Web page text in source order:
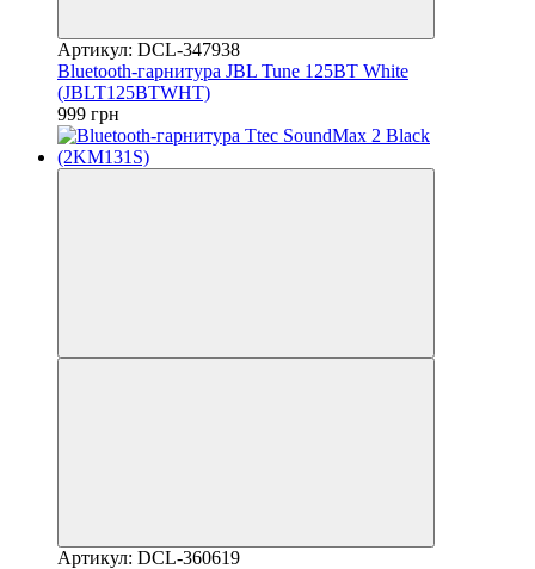
Артикул: DCL-347938
Bluetooth-гарнитура JBL Tune 125BT White
(JBLT125BTWHT)
999 грн
Артикул: DCL-360619